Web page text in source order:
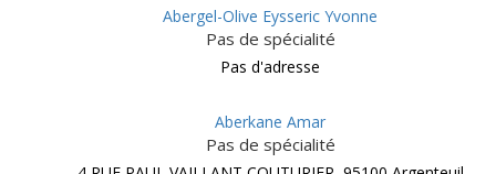
Abergel-Olive Eysseric Yvonne
Pas de spécialité
Pas d'adresse
Aberkane Amar
Pas de spécialité